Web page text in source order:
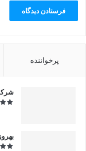
پرخواننده